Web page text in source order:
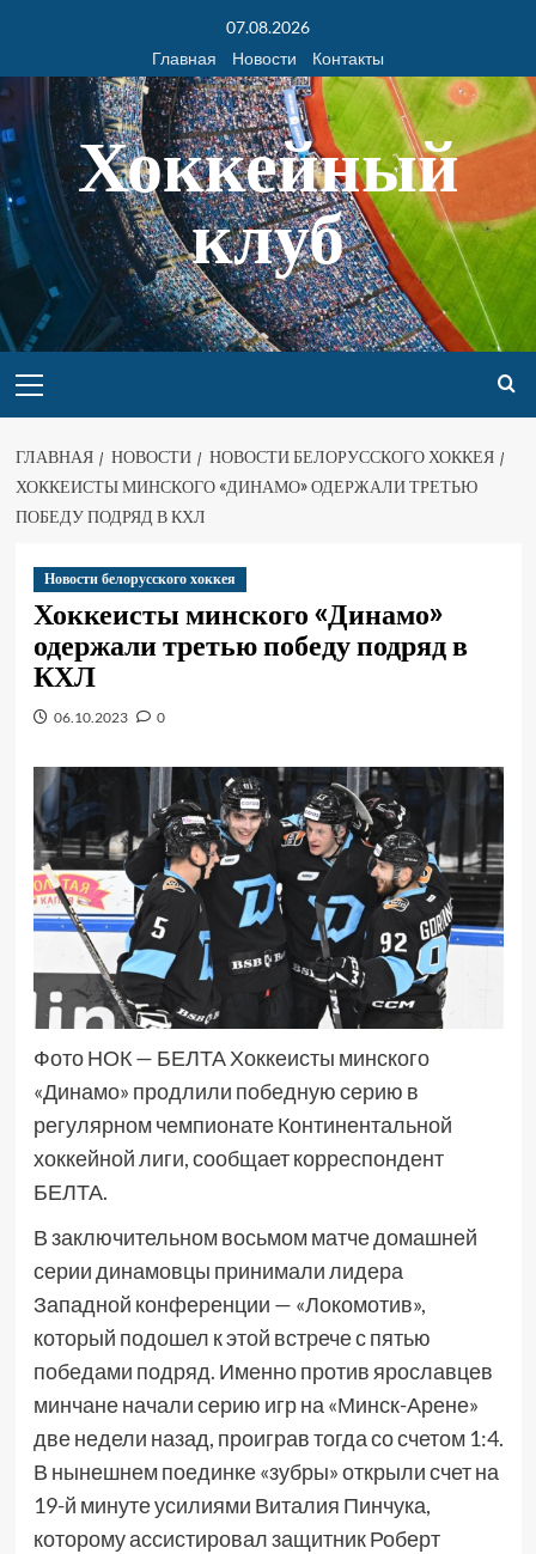
07.08.2026
Главная
Новости Контакты
Хоккейный
клуб
ГЛАВНАЯ НОВОСТИ
НОВОСТИ БЕЛОРУССКОГО ХОККЕЯ
ХОККЕИСТЫ МИНСКОГО «ДИНАМО» ОДЕРЖАЛИ ТРЕТЬЮ
ПОБЕДУ ПОДРЯД В КХЛ
Новости белорусского хоккея
Хоккеисты минского «Динамо»
одержали третью победу подряд в
КХЛ
06.10.2023 0
Фото НОК — БЕЛТА Хоккеисты минского
«Динамо» продлили победную серию в
регулярном чемпионате Континентальной
хоккейной лиги, сообщает корреспондент
БЕЛТА.
В заключительном восьмом матче домашней
серии динамовцы принимали лидера
Западной конференции — «Локомотив»,
который подошел к этой встрече с пятью
победами подряд. Именно против ярославцев
минчане начали серию игр на «Минск-Арене»
две недели назад, проиграв тогда со счетом 1:4.
В нынешнем поединке «зубры» открыли счет на
19-й минуте усилиями Виталия Пинчука,
которому ассистировал защитник Роберт